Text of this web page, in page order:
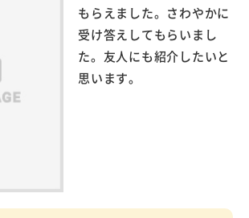
もらえました。さわやかに
受け答えしてもらいまし
た。友人にも紹介したいと
思います。